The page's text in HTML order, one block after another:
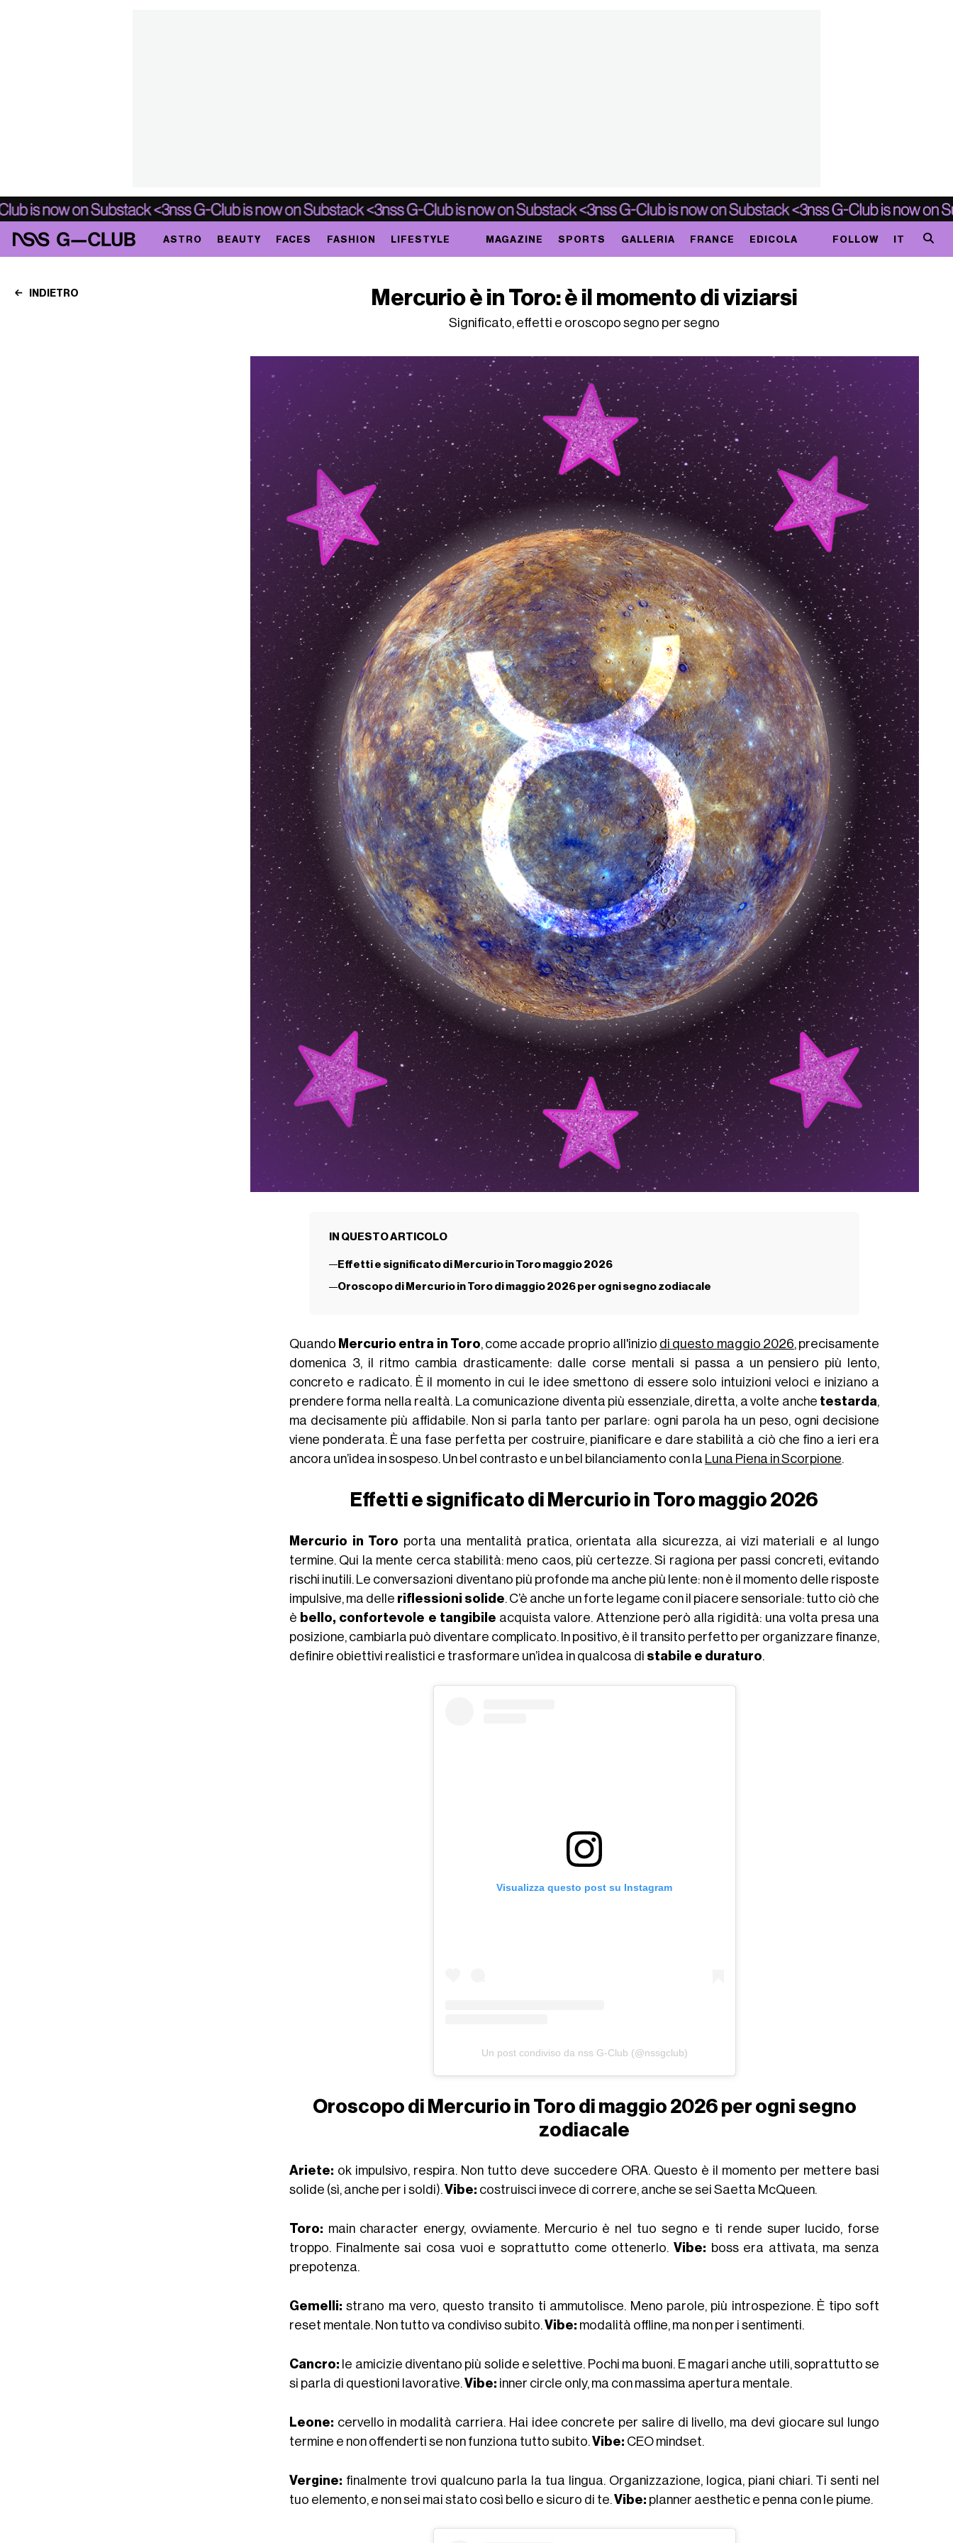
ASTRO BEAUTY FACES FASHION LIFESTYLE MAGAZINE SPORTS GALLERIA FRANCE EDICOLA FOLLOW IT
INDIETRO Mercurio è in Toro: è il momento di viziarsi
Significato, effetti e oroscopo segno per segno
IN QUESTO ARTICOLO
Effetti e significato di Mercurio in Toro maggio 2026
Oroscopo di Mercurio in Toro di maggio 2026 per ogni segno zodiacale
Quando Mercurio entra in Toro, come accade proprio all'inizio di questo maggio 2026, precisamente
domenica 3, il ritmo cambia drasticamente: dalle corse mentali si passa a un pensiero più lento,
concreto e radicato. È il momento in cui le idee smettono di essere solo intuizioni veloci e iniziano a
prendere forma nella realtà. La comunicazione diventa più essenziale, diretta, a volte anche testarda,
ma decisamente più affidabile. Non si parla tanto per parlare: ogni parola ha un peso, ogni decisione
viene ponderata. È una fase perfetta per costruire, pianificare e dare stabilità a ciò che fino a ieri era
ancora un’idea in sospeso. Un bel contrasto e un bel bilanciamento con la Luna Piena in Scorpione.
Effetti e significato di Mercurio in Toro maggio 2026
Mercurio in Toro porta una mentalità pratica, orientata alla sicurezza, ai vizi materiali e al lungo
termine. Qui la mente cerca stabilità: meno caos, più certezze. Si ragiona per passi concreti, evitando
rischi inutili. Le conversazioni diventano più profonde ma anche più lente: non è il momento delle risposte
impulsive, ma delle riflessioni solide. C’è anche un forte legame con il piacere sensoriale: tutto ciò che
è bello, confortevole e tangibile acquista valore. Attenzione però alla rigidità: una volta presa una
posizione, cambiarla può diventare complicato. In positivo, è il transito perfetto per organizzare finanze,
definire obiettivi realistici e trasformare un’idea in qualcosa di stabile e duraturo.
Visualizza questo post su Instagram
Un post condiviso da nss G-Club (@nssgclub)
Oroscopo di Mercurio in Toro di maggio 2026 per ogni segno
zodiacale
Ariete: ok impulsivo, respira. Non tutto deve succedere ORA. Questo è il momento per mettere basi
solide (sì, anche per i soldi).Vibe: costruisci invece di correre, anche se sei Saetta McQueen.
Toro: main character energy, ovviamente. Mercurio è nel tuo segno e ti rende super lucido, forse
troppo. Finalmente sai cosa vuoi e soprattutto come ottenerlo. Vibe: boss era attivata, ma senza
prepotenza.
Gemelli: strano ma vero, questo transito ti ammutolisce. Meno parole, più introspezione. È tipo soft
reset mentale. Non tutto va condiviso subito.Vibe: modalità offline, ma non per i sentimenti.
Cancro: le amicizie diventano più solide e selettive. Pochi ma buoni. E magari anche utili, soprattutto se
si parla di questioni lavorative.Vibe: inner circle only, ma con massima apertura mentale.
Leone: cervello in modalità carriera. Hai idee concrete per salire di livello, ma devi giocare sul lungo
termine e non offenderti se non funziona tutto subito.Vibe: CEO mindset.
Vergine: finalmente trovi qualcuno parla la tua lingua. Organizzazione, logica, piani chiari. Ti senti nel
tuo elemento, e non sei mai stato così bello e sicuro di te. Vibe: planner aesthetic e penna con le piume.